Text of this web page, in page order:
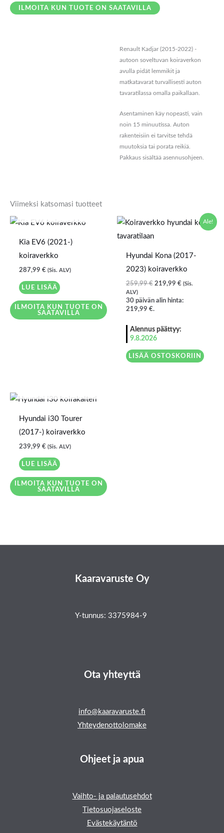
ILMOITA KUN TUOTE ON SAATAVILLA
Renault Kadjar (2015-2022) -
autoon soveltuvan koiraverkon
avulla pidät lemmikit ja
matkatavarat turvallisesti auton
tavaratilassa omalla paikallaan.
Asentaminen käy nopeasti, vain
noin 15 minuutissa. Auton
rakenteisiin ei tarvitse tehdä
muutoksia tai porata reikiä.
Pakkaus sisältää asennusohjeen.
Viimeksi katsomasi tuotteet
Kia EV6 (2021-)
koiraverkko
287,99 € (Sis. ALV)
LUE LISÄÄ
ILMOITA KUN TUOTE ON
SAATAVILLA
Ale!
Hyundai Kona (2017-
2023) koiraverkko
259,99€
Alkuperäinen
oli:
219,99 €
Nykyinen
(Sis.
ALV)
30 päivän alin hinta:
219,99 €.
Alennus päättyy:
9.8.2026
LISÄÄ OSTOSKORIIN
Hyundai i30 Tourer
(2017-) koiraverkko
239,99 € (Sis. ALV)
LUE LISÄÄ
ILMOITA KUN TUOTE ON
SAATAVILLA
Kaaravaruste Oy
Y-tunnus: 3375984-9
Ota yhteyttä
info@kaaravaruste.fi
Yhteydenottolomake
Ohjeet ja apua
Vaihto- ja palautusehdot
Tietosuojaseloste
Evästekäytäntö